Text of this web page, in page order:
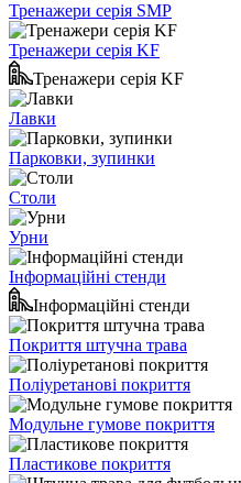
Тренажери серія SMP
Тренажери серія KF
Тренажери серія KF
Лавки
Парковки, зупинки
Столи
Урни
Інформаційні стенди
Інформаційні стенди
Покриття штучна трава
Поліуретанові покриття
Модульне гумове покриття
Пластикове покриття